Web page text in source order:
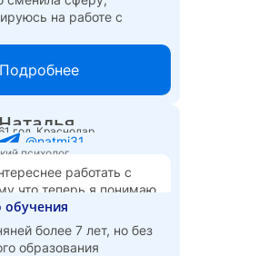
на работе с
частную
в ближайшие три дня — 7
встречи по
удовлетворение от
и ее пользы для людей
— теперь мой
только от меня
Подробнее
Наталья
год, Краснодар
@natmi31
психолог
работать с
что теперь я понимаю,
стоит, и могу
не делать ошибок."
обучения
более 7 лет, но без
образования